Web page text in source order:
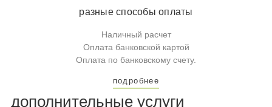
разные способы оплаты
Наличный расчет
Оплата банковской картой
Оплата по банковскому счету.
подробнее
дополнительные услуги